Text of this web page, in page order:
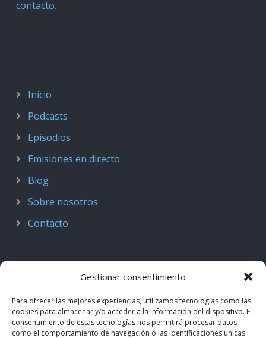
Gestionar consentimiento
Para ofrecer las mejores experiencias, utilizamos tecnologías como las
cookies para almacenar y/o acceder a la información del dispositivo. El
consentimiento de estas tecnologías nos permitirá procesar datos
como el comportamiento de navegación o las identificaciones únicas
contacto.
Inicio
Podcasts
Episodios
Emisiones en directo
Blog
Sobre nosotros
Contacto